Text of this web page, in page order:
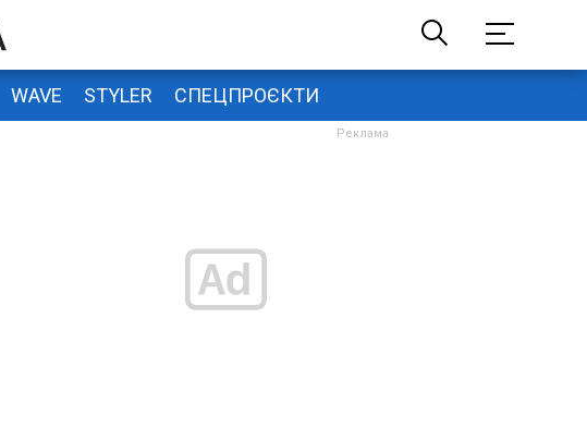
WAVE STYLER СПЕЦПРОЄКТИ